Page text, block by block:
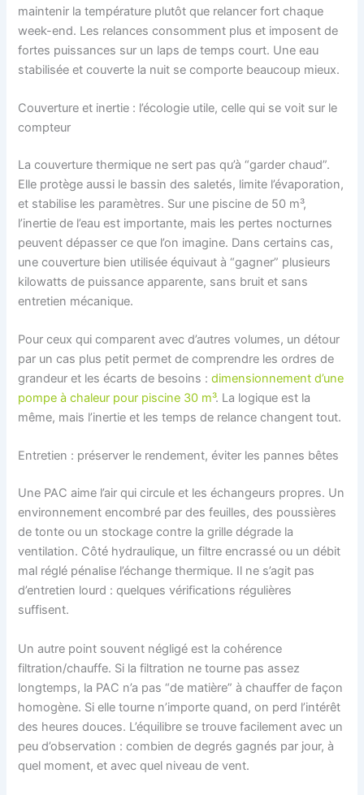
maintenir la température plutôt que relancer fort chaque
week-end. Les relances consomment plus et imposent de
fortes puissances sur un laps de temps court. Une eau
stabilisée et couverte la nuit se comporte beaucoup mieux.
Couverture et inertie : l’écologie utile, celle qui se voit sur le
compteur
La couverture thermique ne sert pas qu’à “garder chaud”.
Elle protège aussi le bassin des saletés, limite l’évaporation,
et stabilise les paramètres. Sur une piscine de 50 m³,
l’inertie de l’eau est importante, mais les pertes nocturnes
peuvent dépasser ce que l’on imagine. Dans certains cas,
une couverture bien utilisée équivaut à “gagner” plusieurs
kilowatts de puissance apparente, sans bruit et sans
entretien mécanique.
Pour ceux qui comparent avec d’autres volumes, un détour
par un cas plus petit permet de comprendre les ordres de
grandeur et les écarts de besoins :dimensionnement d’une
pompe à chaleur pour piscine 30 m³. La logique est la
même, mais l’inertie et les temps de relance changent tout.
Entretien : préserver le rendement, éviter les pannes bêtes
Une PAC aime l’air qui circule et les échangeurs propres. Un
environnement encombré par des feuilles, des poussières
de tonte ou un stockage contre la grille dégrade la
ventilation. Côté hydraulique, un filtre encrassé ou un débit
mal réglé pénalise l’échange thermique. Il ne s’agit pas
d’entretien lourd : quelques vérifications régulières
suffisent.
Un autre point souvent négligé est la cohérence
filtration/chauffe. Si la filtration ne tourne pas assez
longtemps, la PAC n’a pas “de matière” à chauffer de façon
homogène. Si elle tourne n’importe quand, on perd l’intérêt
des heures douces. L’équilibre se trouve facilement avec un
peu d’observation : combien de degrés gagnés par jour, à
quel moment, et avec quel niveau de vent.